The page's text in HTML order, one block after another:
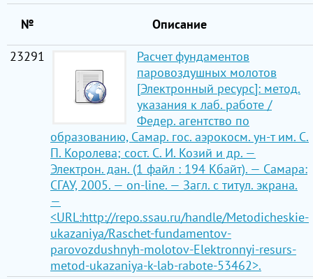
№
Описание
23291
Расчет фундаментов
паровоздушных молотов
[Электронный ресурс]: метод.
указания к лаб. работе /
Федер. агентство по
образованию, Самар. гос. аэрокосм. ун-т им. С.
П. Королева; сост. С. И. Козий и др. —
Электрон. дан. (1 файл : 194 Кбайт). — Самара:
СГАУ, 2005. — on-line. — Загл. с титул. экрана.
—
<URL:http://repo.ssau.ru/handle/Metodicheskie-
ukazaniya/Raschet-fundamentov-
parovozdushnyh-molotov-Elektronnyi-resurs-
metod-ukazaniya-k-lab-rabote-53462>.